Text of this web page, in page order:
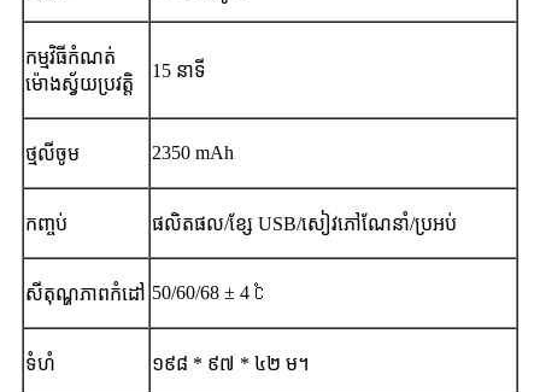
កម្មវិធីកំណត់
ម៉ោងស្វ័យប្រវត្តិ
15 នាទី
ថ្មលីចូម 2350 mAh
កញ្ចប់ ផលិតផល/ខ្សែ USB/សៀវភៅណែនាំ/ប្រអប់
សីតុណ្ហភាពកំដៅ 50/60/68 ± 4 ℃
ទំហំ ១៩៨ * ៩៧ * ៤២ ម។